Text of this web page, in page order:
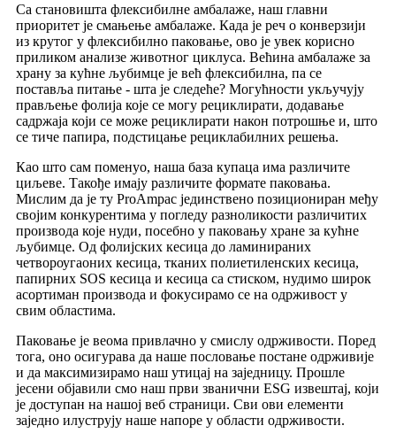
Са становишта флексибилне амбалаже, наш главни
приоритет је смањење амбалаже. Када је реч о конверзији
из крутог у флексибилно паковање, ово је увек корисно
приликом анализе животног циклуса. Већина амбалаже за
храну за кућне љубимце је већ флексибилна, па се
поставља питање - шта је следеће? Могућности укључују
прављење фолија које се могу рециклирати, додавање
садржаја који се може рециклирати након потрошње и, што
се тиче папира, подстицање рециклабилних решења.
Као што сам поменуо, наша база купаца има различите
циљеве. Такође имају различите формате паковања.
Мислим да је ту ProAmpac јединствено позициониран међу
својим конкурентима у погледу разноликости различитих
производа које нуди, посебно у паковању хране за кућне
љубимце. Од фолијских кесица до ламинираних
четвороугаоних кесица, тканих полиетиленских кесица,
папирних SOS кесица и кесица са стиском, нудимо широк
асортиман производа и фокусирамо се на одрживост у
свим областима.
Паковање је веома привлачно у смислу одрживости. Поред
тога, оно осигурава да наше пословање постане одрживије
и да максимизирамо наш утицај на заједницу. Прошле
јесени објавили смо наш први званични ESG извештај, који
је доступан на нашој веб страници. Сви ови елементи
заједно илуструју наше напоре у области одрживости.